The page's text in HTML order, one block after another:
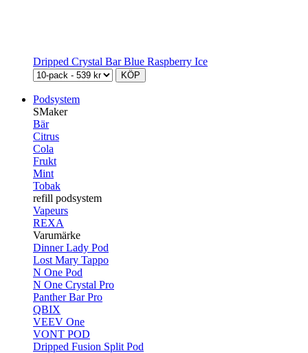
Dripped Crystal Bar Blue Raspberry Ice
KÖP
Podsystem
SMaker
Bär
Citrus
Cola
Frukt
Mint
Tobak
refill podsystem
Vapeurs
REXA
Varumärke
Dinner Lady Pod
Lost Mary Tappo
N One Pod
N One Crystal Pro
Panther Bar Pro
QBIX
VEEV One
VONT POD
Dripped Fusion Split Pod